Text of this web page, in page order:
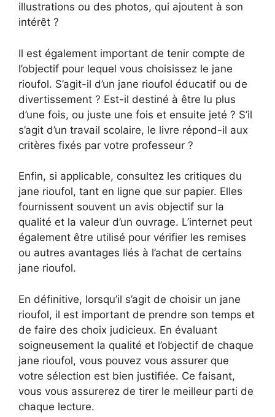
illustrations ou des photos, qui ajoutent à son
intérêt ?
Il est également important de tenir compte de
l’objectif pour lequel vous choisissez le jane
rioufol. S’agit-il d’un jane rioufol éducatif ou de
divertissement ? Est-il destiné à être lu plus
d’une fois, ou juste une fois et ensuite jeté ? S’il
s’agit d’un travail scolaire, le livre répond-il aux
critères fixés par votre professeur ?
Enfin, si applicable, consultez les critiques du
jane rioufol, tant en ligne que sur papier. Elles
fournissent souvent un avis objectif sur la
qualité et la valeur d’un ouvrage. L’internet peut
également être utilisé pour vérifier les remises
ou autres avantages liés à l’achat de certains
jane rioufol.
En définitive, lorsqu’il s’agit de choisir un jane
rioufol, il est important de prendre son temps et
de faire des choix judicieux. En évaluant
soigneusement la qualité et l’objectif de chaque
jane rioufol, vous pouvez vous assurer que
votre sélection est bien justifiée. Ce faisant,
vous vous assurerez de tirer le meilleur parti de
chaque lecture.